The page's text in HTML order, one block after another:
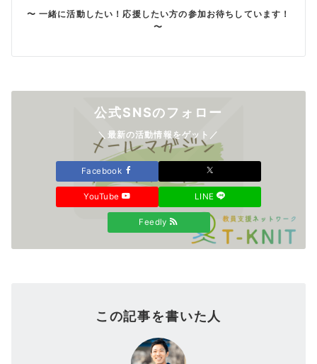
〜 一緒に活動したい！応援したい方の参加お待ちしています！
〜
公式SNSのフォロー
＼最新の活動情報をゲット／
Facebook
YouTube LINE
Feedly
この記事を書いた人